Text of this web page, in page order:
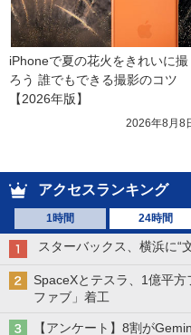
iPhoneで夏の花火をきれいに撮
ろう 誰でもできる撮影のコツ
【2026年版】
2026年8月8
アクセスランキング
1時間 24時間
スターバックス、横浜に“
SpaceXとテスラ、1億平
ファブ」着工
【アンケート】8割が